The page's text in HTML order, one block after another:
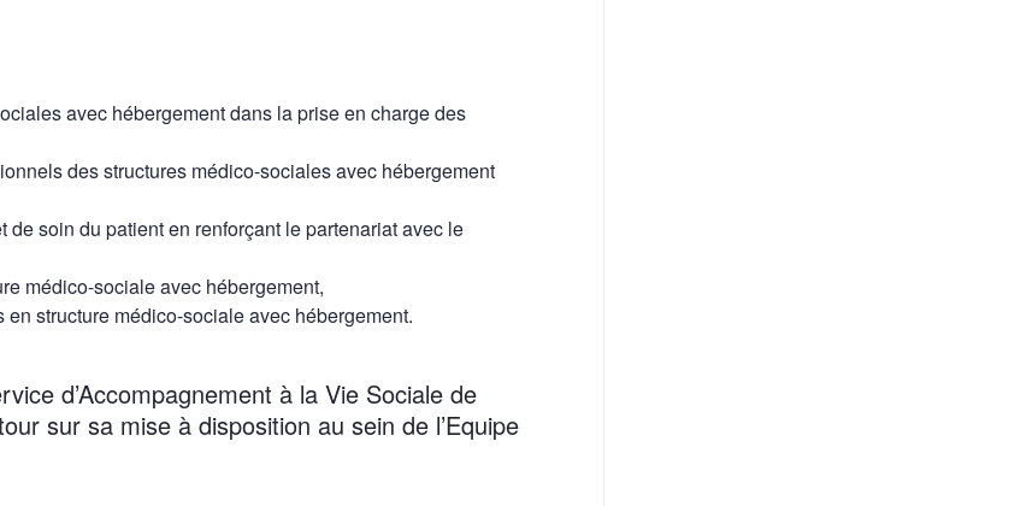
avec hébergement dans la prise en charge des
des structures médico-sociales avec hébergement
soin du patient en renforçant le partenariat avec le
médico-sociale avec hébergement,
structure médico-sociale avec hébergement.
d’Accompagnement à la Vie Sociale de
sur sa mise à disposition au sein de l’Equipe